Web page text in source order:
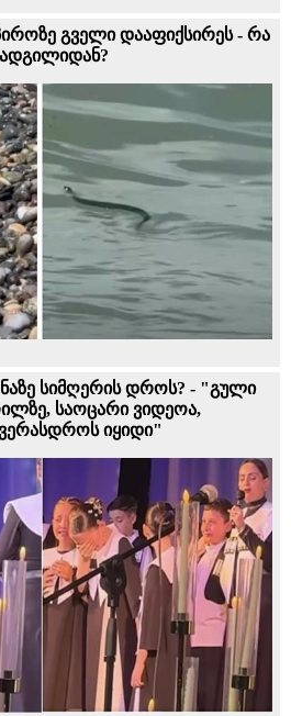
გველი დააფიქსირეს - რა
სიმღერის დროს? - "გული
საოცარი ვიდეოა,
ვერასდროს იყიდი"